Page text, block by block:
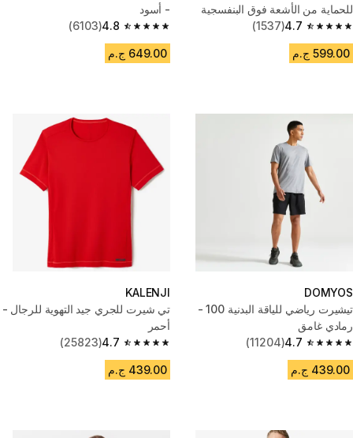
للحماية من الأشعة فوق البنفسجية
بأكمام قصيرة للرجال - أسود
4.7
4.7 out of 5 stars from 1537 reviews
(1537)
599.00 ج.م
- أسود
4.8
4.8 out of 5 stars from 6103 reviews
(6103)
649.00 ج.م
DOMYOS
تيشيرت رياضي للياقة البدنية 100 -
رمادي غامق
4.7
4.7 out of 5 stars from 11204 reviews
(11204)
439.00 ج.م
KALENJI
تي شيرت للجري جيد التهوية للرجال -
أحمر
4.7
4.7 out of 5 stars from 25823 reviews
(25823)
439.00 ج.م